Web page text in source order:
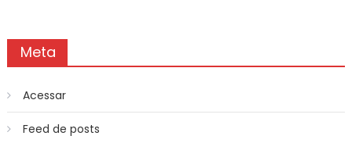
Meta
Acessar
Feed de posts